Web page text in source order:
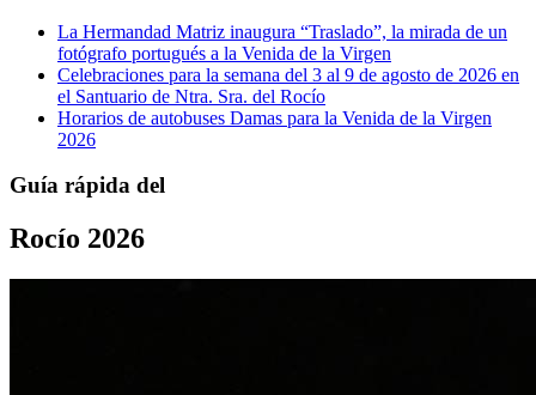
La Hermandad Matriz inaugura “Traslado”, la mirada de un
fotógrafo portugués a la Venida de la Virgen
Celebraciones para la semana del 3 al 9 de agosto de 2026 en
el Santuario de Ntra. Sra. del Rocío
Horarios de autobuses Damas para la Venida de la Virgen
2026
Guía rápida del
Rocío 2026